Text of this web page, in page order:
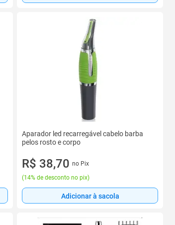
Aparador led recarregável cabelo barba
pelos rosto e corpo
R$ 38,70 no Pix
(14% de desconto no pix)
Adicionar à sacola